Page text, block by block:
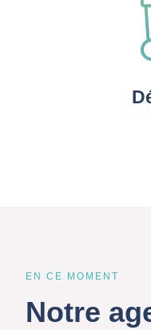
EN CE MOMENT
Notre